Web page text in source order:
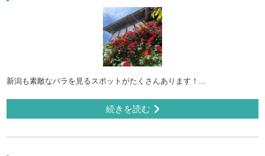
新潟も素敵なバラを見るスポットがたくさんあります！...
続きを読む